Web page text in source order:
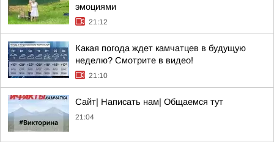
эмоциями
21:12
Какая погода ждет камчатцев в будущую
неделю? Cмотрите в видео!
21:10
Сайт| Написать нам| Общаемся тут
21:04